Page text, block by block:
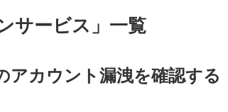
サービス 」 一覧
アカウント漏洩を確認する